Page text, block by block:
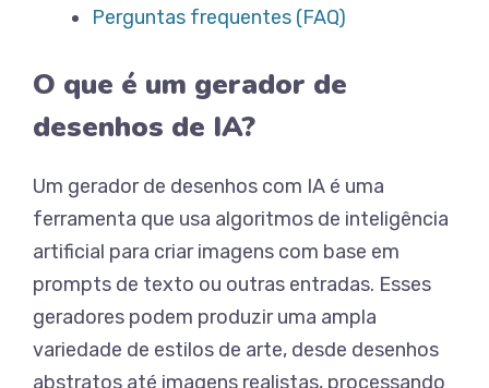
Perguntas frequentes (FAQ)
O que é um gerador de
desenhos de IA?
Um gerador de desenhos com IA é uma
ferramenta que usa algoritmos de inteligência
artificial para criar imagens com base em
prompts de texto ou outras entradas. Esses
geradores podem produzir uma ampla
variedade de estilos de arte, desde desenhos
abstratos até imagens realistas, processando